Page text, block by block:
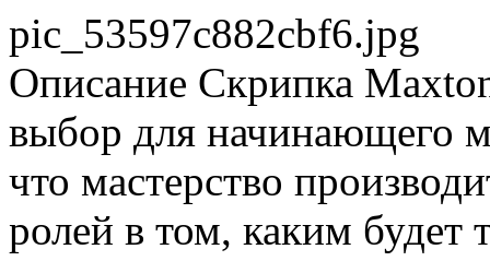
pic_53597c882cbf6.jpg
Описание Скрипка
выбор для начинающего
что мастерство
ролей в том, каким будет